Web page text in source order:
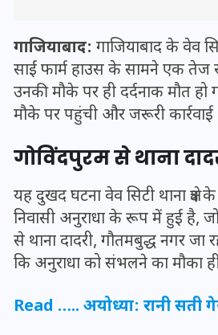
गाजियाबाद: गाजियाबाद के वेव
साईं फार्म हाउस के सामने एक तेज
उनकी मौके पर ही दर्दनाक मौत
मौके पर पहुंची और जरूरी
गोविंदपुरम से थाना
यह दुखद घटना वेव सिटी थाना
निवासी अनुराधा के रूप में हुई है,
से थाना दादरी, गौतमबुद्ध नगर जा
कि अनुराधा को संभलने का मौका
Read ….. अयोध्या: रानी
अड़चन: डेटा
स्पेक्ट्रम की
आया बड़ा अपडेट
30